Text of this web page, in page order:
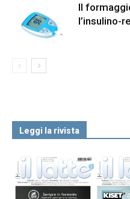
Il
l’insulino-
Leggi la rivista